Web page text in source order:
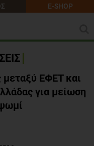
E-SHOP
ΕΦΕΤ και
για μείωση